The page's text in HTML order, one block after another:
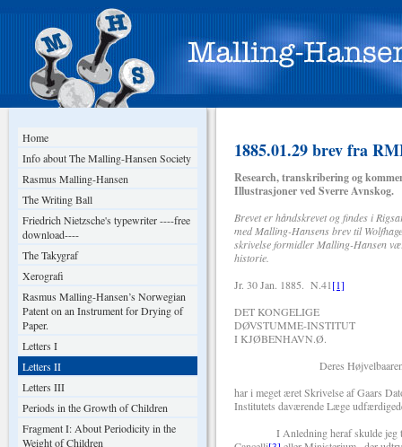
Home
Info about The Malling-Hansen Society
Rasmus Malling-Hansen
The Writing Ball
Friedrich Nietzsche's typewriter ----free
download----
The Takygraf
Xerografi
Rasmus Malling-Hansen’s Norwegian
Patent on an Instrument for Drying of
Paper.
Letters I
Letters II
Letters III
Periods in the Growth of Children
Fragment I: About Periodicity in the
Weight of Children
1885.01.29 brev fra
Research, transkribering og
Illustrasjoner ved Sverre Avnskog.
Brevet er håndskrevet og findes i
med Malling-Hansens brev til
skrivelse formidler Malling-Hansen
historie.
Jr. 30 Jan. 1885. N.41[1]
DET KONGELIGE
DØVSTUMME-INSTITUT
I KJØBENHAVN.Ø.
Deres
har i meget æret Skrivelse af Gaars
Institutets daværende Læge
I Anledning heraf skulde jeg